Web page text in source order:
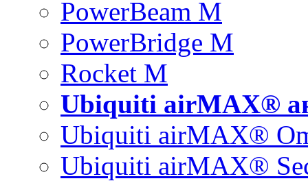
PowerBeam M
PowerBridge M
Rocket M
Ubiquiti airMAX®
Ubiquiti airMAX®
Ubiquiti airMAX®